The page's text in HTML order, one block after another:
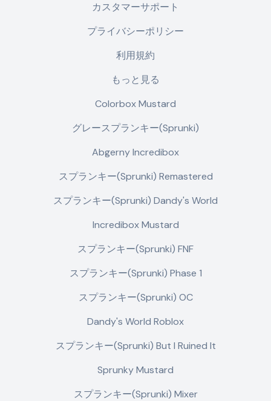
カスタマーサポート
プライバシーポリシー
利用規約
もっと見る
Colorbox Mustard
グレースプランキー(Sprunki)
Abgerny Incredibox
スプランキー(Sprunki) Remastered
スプランキー(Sprunki) Dandy's World
Incredibox Mustard
スプランキー(Sprunki) FNF
スプランキー(Sprunki) Phase 1
スプランキー(Sprunki) OC
Dandy's World Roblox
スプランキー(Sprunki) But I Ruined It
Sprunky Mustard
スプランキー(Sprunki) Mixer